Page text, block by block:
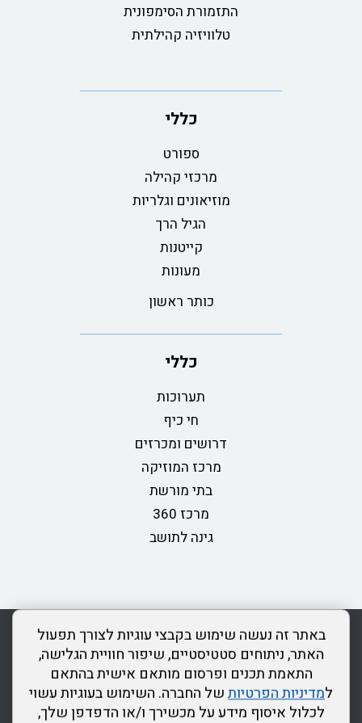
באתר זה נעשה שימוש בקבצי עוגיות לצורך תפעול
האתר, ניתוחים סטטיסטיים, שיפור חוויית הגלישה,
התאמת תכנים ופרסום מותאם אישית בהתאם
למדיניות הפרטיותשל החברה. השימוש בעוגיות עשוי
לכלול איסוף מידע על מכשירך ו/או הדפדפן שלך,
התזמורת הסימפונית
טלוויזיה קהילתית
כללי
ספורט
מרכזי קהילה
מוזיאונים וגלריות
הגיל הרך
קייטנות
מעונות
כותר ראשון
כללי
תערוכות
חי כיף
דרושים ומכרזים
מרכז המוזיקה
בתי מורשת
מרכז 360
גינה לתושב
rss מדיניות פרטיות מפת אתר צור קשר
כותר ראשון
הצהרת נגישות
דרונט
דיגיטל